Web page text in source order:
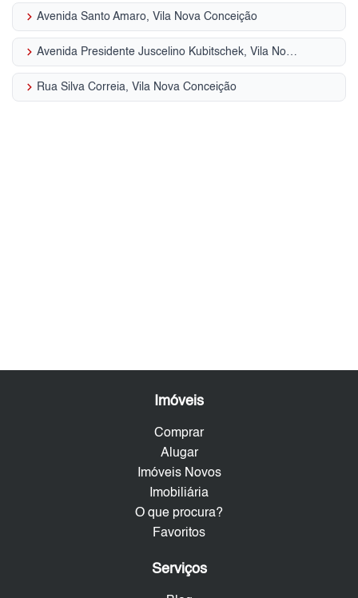
keyboard_arrow_right Avenida Santo Amaro, Vila Nova Conceição
keyboard_arrow_right Avenida Presidente Juscelino Kubitschek, Vila Nova Conceição
keyboard_arrow_right Rua Silva Correia, Vila Nova Conceição
Imóveis
Comprar
Alugar
Imóveis Novos
Imobiliária
O que procura?
Favoritos
Serviços